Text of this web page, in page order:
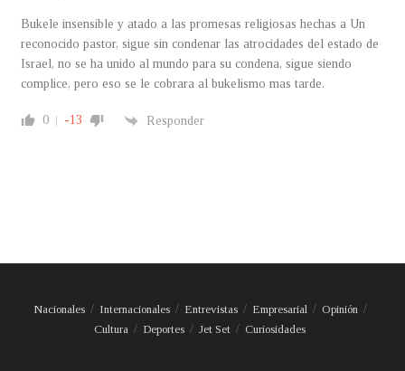
Bukele insensible y atado a las promesas religiosas hechas a Un
reconocido pastor, sigue sin condenar las atrocidades del estado de
Israel, no se ha unido al mundo para su condena, sigue siendo
complice, pero eso se le cobrara al bukelismo mas tarde.
0 -13 Responder
Nacionales Internacionales Entrevistas Empresarial
Opinión
Cultura
Deportes Jet Set Curiosidades